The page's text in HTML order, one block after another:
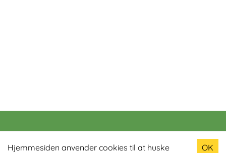
Hjemmesiden anvender cookies til at huske
OK
Populære produkter